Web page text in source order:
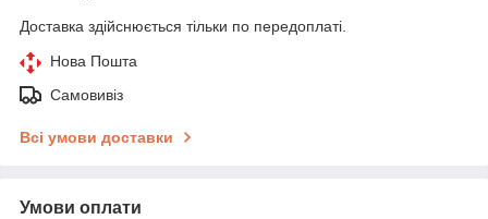
Доставка здійснюється тільки по передоплаті.
Нова Пошта
Самовивіз
Всі умови доставки
Умови оплати